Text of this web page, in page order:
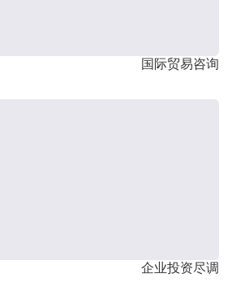
国际贸易咨询
企业投资尽调